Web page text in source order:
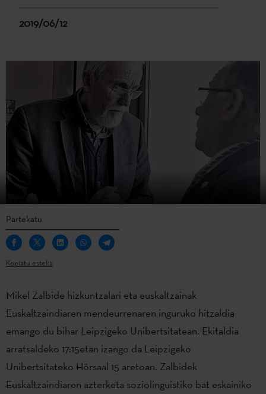
2019/06/12
Partekatu
Kopiatu esteka
Mikel Zalbide hizkuntzalari eta euskaltzainak
Euskaltzaindiaren mendeurrenaren inguruko hitzaldia
emango du bihar Leipzigeko Unibertsitatean. Ekitaldia
arratsaldeko 17:15etan izango da Leipzigeko
Unibertsitateko Hörsaal 15 aretoan. Zalbidek
Euskaltzaindiaren azterketa soziolinguistiko bat eskainiko